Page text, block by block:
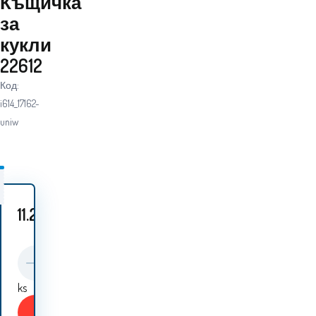
за
кукли
22612
Код:
i614_17162-
uniw
11.20
ks